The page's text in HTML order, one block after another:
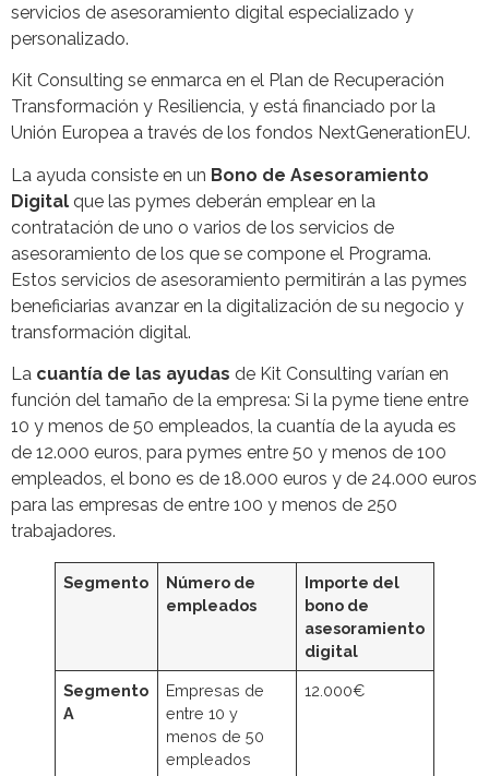
servicios de asesoramiento digital especializado y
personalizado.
Kit Consulting se enmarca en el Plan de Recuperación
Transformación y Resiliencia, y está financiado por la
Unión Europea a través de los fondos NextGenerationEU.
La ayuda consiste en un Bono de Asesoramiento
Digital que las pymes deberán emplear en la
contratación de uno o varios de los servicios de
asesoramiento de los que se compone el Programa.
Estos servicios de asesoramiento permitirán a las pymes
beneficiarias avanzar en la digitalización de su negocio y
transformación digital.
La cuantía de las ayudas de Kit Consulting varían en
función del tamaño de la empresa: Si la pyme tiene entre
10 y menos de 50 empleados, la cuantía de la ayuda es
de 12.000 euros, para pymes entre 50 y menos de 100
empleados, el bono es de 18.000 euros y de 24.000 euros
para las empresas de entre 100 y menos de 250
trabajadores.
Segmento
Número de
empleados
Importe del
bono de
asesoramiento
digital
Segmento
A
Empresas de
entre 10 y
menos de 50
empleados
12.000€